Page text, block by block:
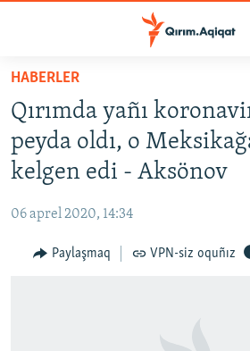
Esas
qaytmaq
Baş
navigatsiyağa
qaytmaq
Qıdıruvğa
qaytmaq
HABERLER
SİYASET
İQTİSADİYAT
MEDENİYET
İNSAN AQLARI
HABERLER
Qırımda yañı
peyda oldı, o
kelgen edi - Aksönov
06 aprel 2020, 14:34
Paylaşmaq VPN-siz oquñız